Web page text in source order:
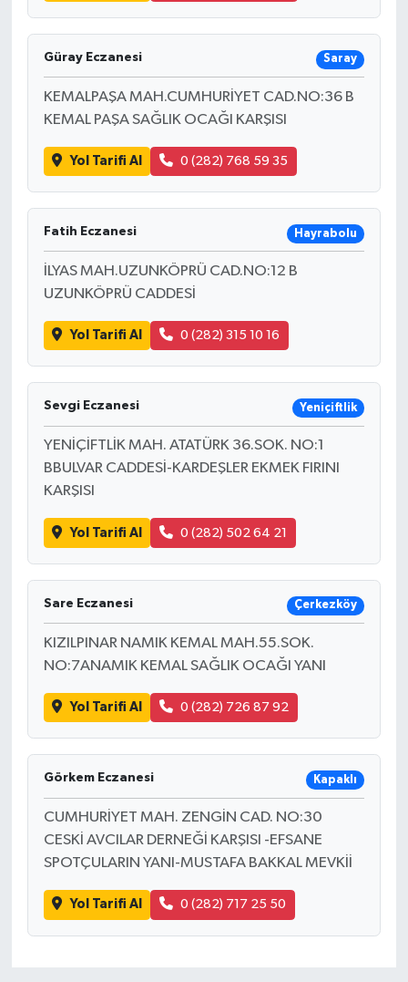
Güray Eczanesi Saray
KEMALPAŞA MAH.CUMHURİYET CAD.NO:36 B
KEMAL PAŞA SAĞLIK OCAĞI KARŞISI
Yol Tarifi Al 0 (282) 768 59 35
Fatih Eczanesi Hayrabolu
İLYAS MAH.UZUNKÖPRÜ CAD.NO:12 B
UZUNKÖPRÜ CADDESİ
Yol Tarifi Al 0 (282) 315 10 16
Sevgi Eczanesi Yeniçiftlik
YENİÇİFTLİK MAH. ATATÜRK 36.SOK. NO:1
BBULVAR CADDESİ-KARDEŞLER EKMEK FIRINI
KARŞISI
Yol Tarifi Al 0 (282) 502 64 21
Sare Eczanesi Çerkezköy
KIZILPINAR NAMIK KEMAL MAH.55.SOK.
NO:7ANAMIK KEMAL SAĞLIK OCAĞI YANI
Yol Tarifi Al 0 (282) 726 87 92
Görkem Eczanesi Kapaklı
CUMHURİYET MAH. ZENGİN CAD. NO:30
CESKİ AVCILAR DERNEĞİ KARŞISI -EFSANE
SPOTÇULARIN YANI-MUSTAFA BAKKAL MEVKİİ
Yol Tarifi Al 0 (282) 717 25 50